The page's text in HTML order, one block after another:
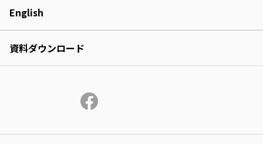
English
資料ダウンロード